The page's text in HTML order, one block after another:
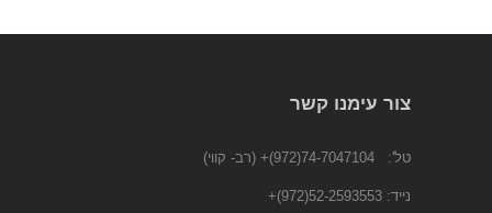
צור עימנו קשר
טל': 74-7047104(972)+ (רב- קווי)
נייד: 52-2593553(972)
+